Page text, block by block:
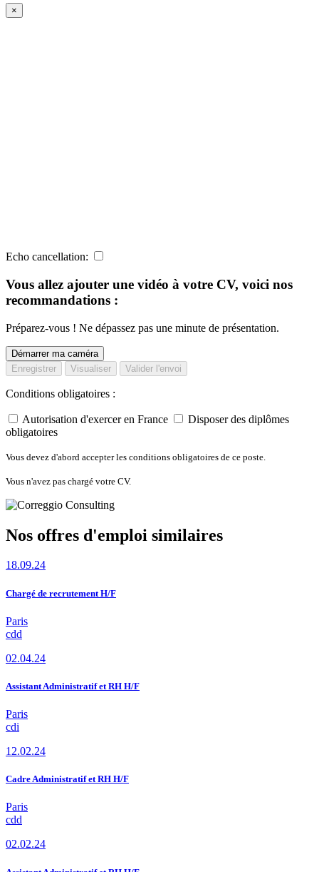
×
Echo cancellation:
Vous allez ajouter une vidéo à votre CV, voici nos
recommandations :
Préparez-vous ! Ne dépassez pas une minute de présentation.
Démarrer ma caméra
Enregistrer
Visualiser Valider l'envoi
Conditions obligatoires :
Autorisation d'exercer en France
Disposer des diplômes
obligatoires
Vous devez d'abord accepter les conditions obligatoires de ce poste.
Vous n'avez pas chargé votre CV.
Nos offres d'emploi similaires
18.09.24
Chargé de recrutement H/F
Paris
cdd
02.04.24
Assistant Administratif et RH H/F
Paris
cdi
12.02.24
Cadre Administratif et RH H/F
Paris
cdd
02.02.24